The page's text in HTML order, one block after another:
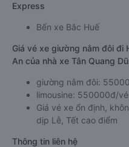
Express
Bến xe Bắc Huế
Giá vé xe giường nằm đôi đi
An của nhà xe Tân Quang
giường nằm đôi:
limousine: 550000đ/vé
Giá vé xe ổn định,
dịp Lễ, Tết cao điểm
Thông tin liên hệ